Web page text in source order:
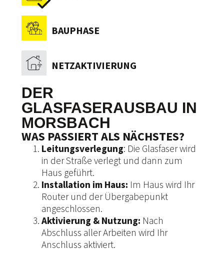
BAUPHASE
NETZAKTIVIERUNG
DER
GLASFASERAUSBAU IN
MORSBACH
WAS PASSIERT ALS NÄCHSTES?
Leitungsverlegung: Die Glasfaser wird
in der Straße verlegt und dann zum
Haus geführt.
Installation im Haus: Im Haus wird Ihr
Router und der Übergabepunkt
angeschlossen.
Aktivierung & Nutzung: Nach
Abschluss aller Arbeiten wird Ihr
Anschluss aktiviert.